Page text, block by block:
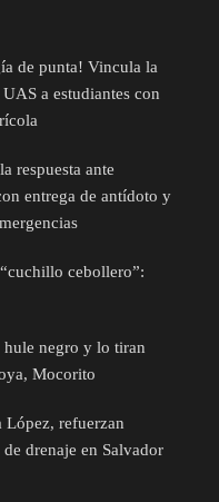
de punta! Vincula la
a estudiantes con
respuesta ante
entrega de antídoto y
cebollero”:
negro y lo tiran
Mocorito
López, refuerzan
drenaje en Salvador